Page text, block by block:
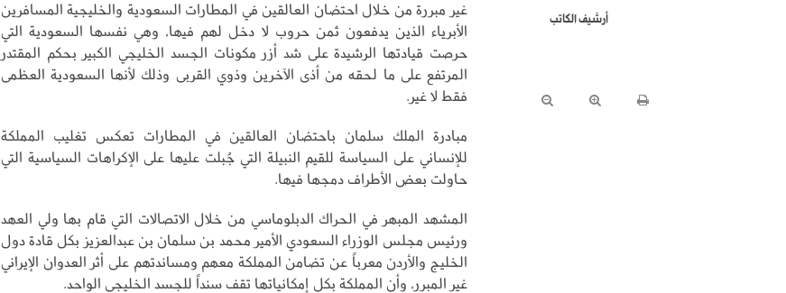
أرشيف الكاتب
غير مبررة من خلال احتضان العالقين في المطارات السعودية والخليجية المسافرين
الأبرياء الذين يدفعون ثمن حروب لا دخل لهم فيها، وهي نفسها السعودية التي
حرصت قيادتها الرشيدة على شد أزر مكونات الجسد الخليجي الكبير بحكم المقتدر
المرتفع على ما لحقه من أذى الآخرين وذوي القربى وذلك لأنها السعودية العظمى
فقط لا غير.
مبادرة الملك سلمان باحتضان العالقين في المطارات تعكس تغليب المملكة
للإنساني على السياسة للقيم النبيلة التي جُبلت عليها على الإكراهات السياسية التي
حاولت بعض الأطراف دمجها فيها.
المشهد المبهر في الحراك الدبلوماسي من خلال الاتصالات التي قام بها ولي العهد
ورئيس مجلس الوزراء السعودي الأمير محمد بن سلمان بن عبدالعزيز بكل قادة دول
الخليج والأردن معرباً عن تضامن المملكة معهم ومساندتهم على أثر العدوان الإيراني
غير المبرر، وأن المملكة بكل إمكانياتها تقف سنداً للجسد الخليجي الواحد.